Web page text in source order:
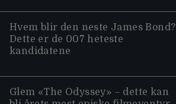
Hvem blir den neste James Bond?
Dette er de 007 heteste
kandidatene
Glem «The Odyssey» – dette kan